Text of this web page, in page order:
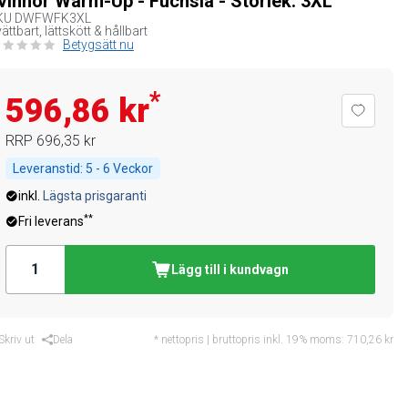
DWFWFK3XL
lättskött & hållbart
Betygsätt nu
596,86 kr*
RRP 696,35 kr
Leveranstid: 5 - 6 Veckor
inkl.
Lägsta prisgaranti
Fri leverans**
Lägg till i kundvagn
ut Dela * nettopris | bruttopris inkl. 19% moms: 710,26 kr